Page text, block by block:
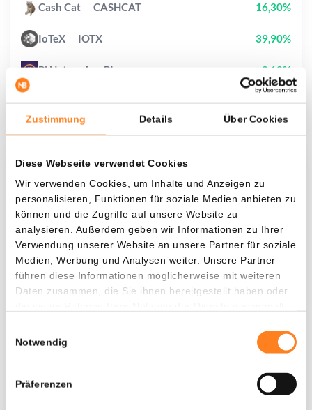
Zustimmung Details Über Cookies
Diese Webseite verwendet Cookies
Wir verwenden Cookies, um Inhalte und Anzeigen zu
personalisieren, Funktionen für soziale Medien anbieten zu
können und die Zugriffe auf unsere Website zu
analysieren. Außerdem geben wir Informationen zu Ihrer
Verwendung unserer Website an unsere Partner für soziale
Medien, Werbung und Analysen weiter. Unsere Partner
führen diese Informationen möglicherweise mit weiteren
Daten zusammen, die Sie ihnen bereitgestellt haben oder
Notwendig
Präferenzen
Was, wenn ich...?
Zie hoeveel waarde je vandaag zou hebben als
je dollar-cost averaging had toegepast op
verschillende cryptocurrencies.
Hätte investiert In
$
Cash Cat CASHCAT 16,30%
IoTeX IOTX 39,90%
Pi Network PI 2,10%
OVERTAKE TAKE 4,40%